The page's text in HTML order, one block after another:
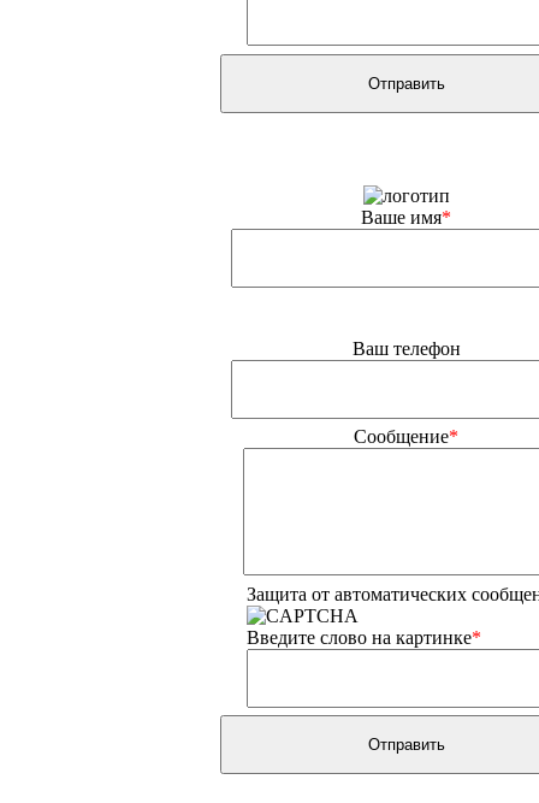
Ваше имя*
Ваш телефон
Сообщение*
Защита от автоматических
Введите слово на картинке*